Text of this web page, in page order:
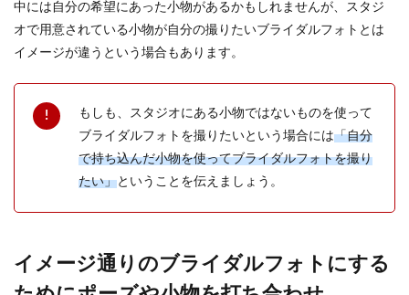
ブ」のアレンジ方法をご紹介
「花嫁のヘアスタイルはロングじゃないといろい
伸ばそうとす...
結婚式のプロフィールブックを手作り
するメリットと注意点
でしょうか。...
中には自分の希望にあった小物があるかもしれませんが、スタジ
オで用意されている小物が自分の撮りたいブライダルフォトとは
イメージが違うという場合もあります。
もしも、スタジオにある小物ではないものを使って
ブライダルフォトを撮りたいという場合には「自分
で持ち込んだ小物を使ってブライダルフォトを撮り
たい」ということを伝えましょう。
イメージ通りのブライダルフォトにする